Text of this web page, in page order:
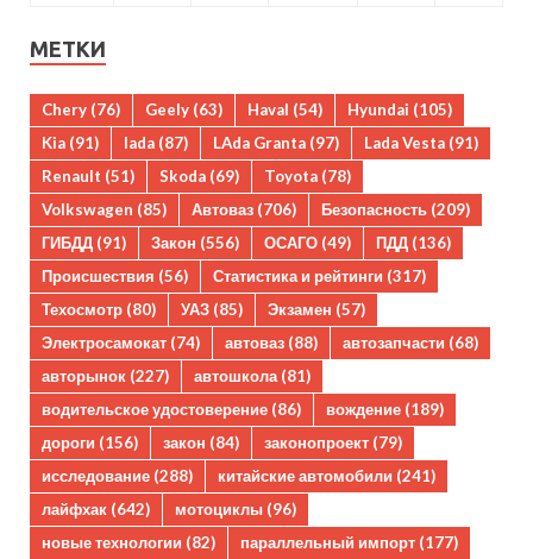
МЕТКИ
Chery (76) Geely (63) Haval (54) Hyundai (105)
Kia (91) lada (87) LAda Granta (97) Lada Vesta (91)
Renault (51) Skoda (69) Toyota (78)
Volkswagen (85) Автоваз (706) Безопасность (209)
ГИБДД (91) Закон (556) ОСАГО (49) ПДД (136)
Происшествия (56) Статистика и рейтинги (317)
Техосмотр (80) УАЗ (85) Экзамен (57)
Электросамокат (74) автоваз (88) автозапчасти (68)
авторынок (227) автошкола(81)
водительское удостоверение (86) вождение (189)
дороги (156) закон (84) законопроект (79)
исследование (288) китайские автомобили (241)
лайфхак (642) мотоциклы (96)
новые технологии (82) параллельный импорт (177)